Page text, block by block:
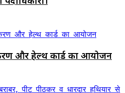
और हेल्थ कार्ड का आयोजन